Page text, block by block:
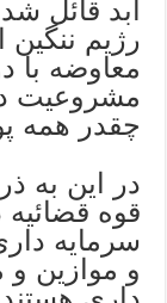
ابد قائل
رژیم
معاوضه با
مشروعیت
چقدر همه
در این به
قوه
سرمایه
و موازین